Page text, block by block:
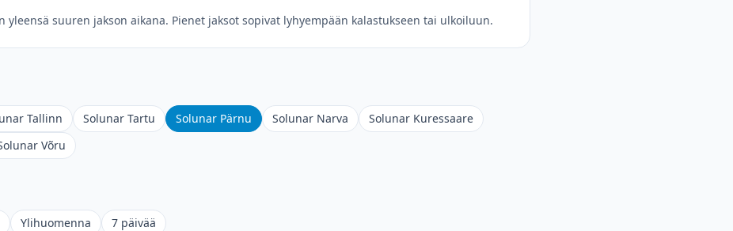
yleensä suuren jakson aikana. Pienet jaksot sopivat lyhyempään kalastukseen tai ulkoiluun.
Tallinn Solunar Tartu Solunar Pärnu Solunar Narva
Solunar Kuressaare
Võru
Ylihuomenna 7 päivää